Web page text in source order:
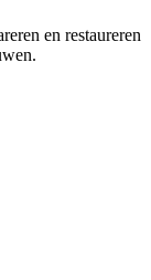
en restaureren